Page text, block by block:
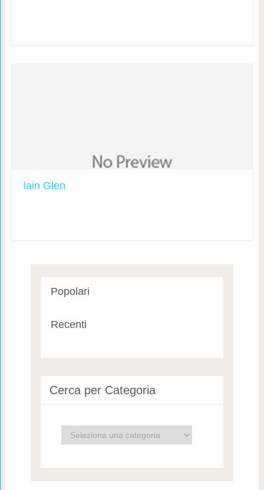
Iain Glen
Popolari
Recenti
Cerca per Categoria
Cerca
per